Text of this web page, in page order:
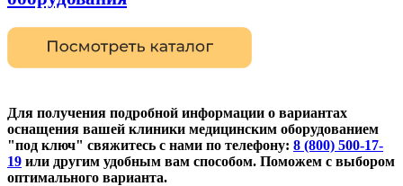
Для получения подробной информации о вариантах
оснащения вашей клиники медицинским оборудованием
"под ключ" свяжитесь с нами по телефону: 8 (800) 500-17-
19 или другим удобным вам способом. Поможем с выбором
оптимального варианта.